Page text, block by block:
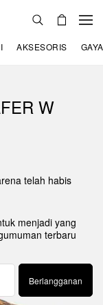
AKSESORIS
W
telah habis
menjadi yang
terbaru
Berlangganan